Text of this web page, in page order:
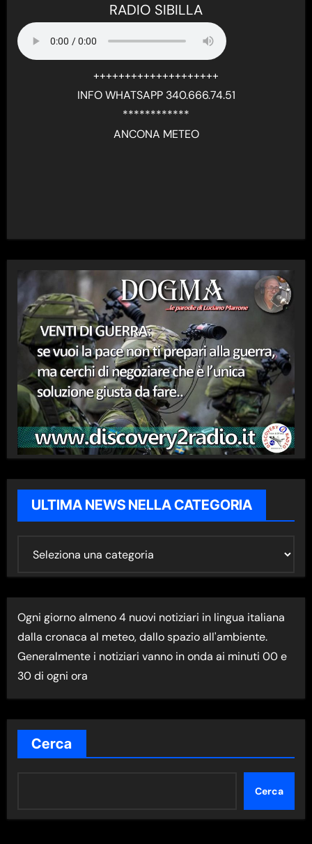
RADIO SIBILLA
++++++++++++++++++++
INFO WHATSAPP 340.666.74.51
************
ANCONA METEO
ULTIMA NEWS NELLA CATEGORIA
M
A
N
E
W
S
E
A
Ogni giorno almeno 4 nuovi notiziari in lingua italiana
dalla cronaca al meteo, dallo spazio all'ambiente.
Generalmente i notiziari vanno in onda ai minuti 00 e
30 di ogni ora
Cerca
Cerca